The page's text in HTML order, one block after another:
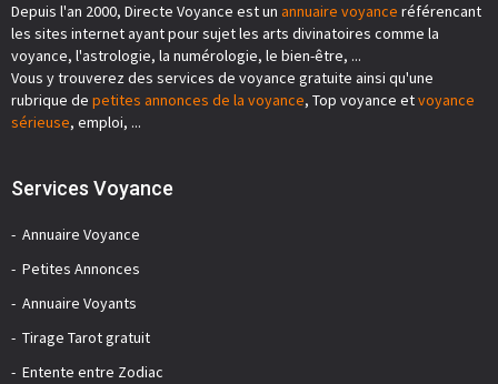
Depuis l'an 2000, Directe Voyance est un annuaire voyance référencant
les sites internet ayant pour sujet les arts divinatoires comme la
voyance, l'astrologie, la numérologie, le bien-être, ...
Vous y trouverez des services de voyance gratuite ainsi qu'une
rubrique de petites annonces de la voyance, Top voyance etvoyance
sérieuse, emploi, ...
Services Voyance
Annuaire Voyance
Petites Annonces
Annuaire Voyants
Tirage Tarot gratuit
Entente entre Zodiac